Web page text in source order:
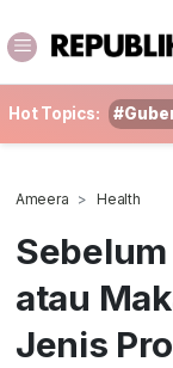
Hot Topics:
Ameera Health
atau
Jenis